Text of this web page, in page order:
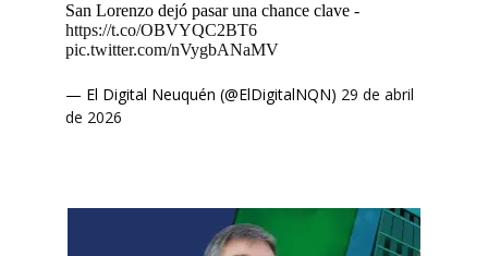
San Lorenzo dejó pasar una chance clave -
https://t.co/OBVYQC2BT6
pic.twitter.com/nVygbANaMV
— El Digital Neuquén (@ElDigitalNQN) 29 de abril
de 2026